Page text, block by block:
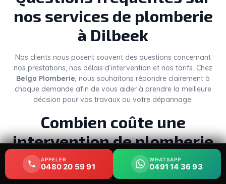
nos services de plomberie
à Dilbeek
Nos clients nous posent souvent des questions concernant
nos prestations, nos délais d’intervention et nos tarifs. Chez
Belga Plomberie, nous souhaitons répondre clairement à
chaque demande afin de vous aider à prendre la meilleure
décision pour vos travaux ou votre dépannage.
Combien coûte une
intervention de plomberie
à Dilbeek ?
APPELER
0480 20 59 91
WHATSAPP
0491 14 36 93
APPELER
0480 20 59 91
WHATSAPP
0491 14 36 93